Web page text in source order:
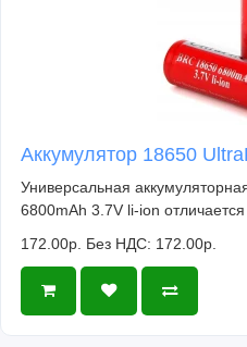
Аккумулятор 18650
Универсальная
6800mAh 3.7V li-ion
172.00р. Без НДС: 172.00р.